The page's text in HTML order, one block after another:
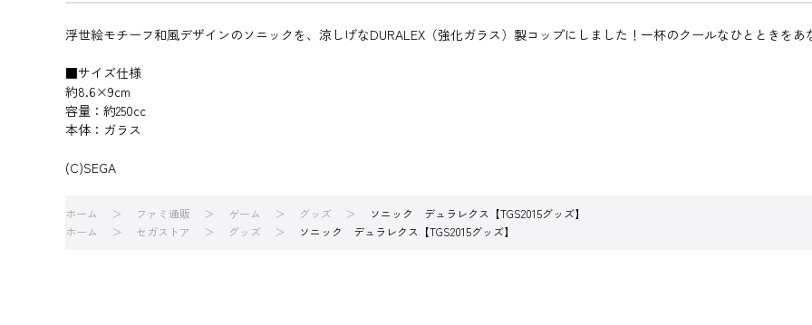
浮世絵モチーフ和風デザインのソニックを、涼しげなDURALEX（強化ガラス）製コップにしました！一杯のクールなひとときをあ
■サイズ仕様
約8.6×9cm
容量：約250cc
本体：ガラス
(C)SEGA
ホーム ファミ通販 ゲーム グッズ
ソニック デュラレクス【TGS2015グッズ】
ホーム
セガストア グッズ ソニック デュラレクス【TGS2015グッズ】